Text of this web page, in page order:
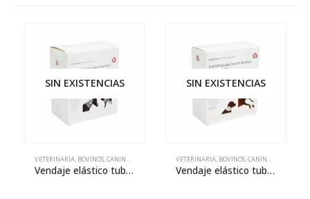
SIN EXISTENCIAS
VETERINARIA, BOVINOS,CANINOS FELINOS,OVINOS Y CAPRINOS,PORCINOS
Vendaje elástico tubular BUSTER – 88 mm x 650 mm
SIN EXISTENCIAS
VETERINARIA, BOVINOS,CANINOS
Vendaje elástico tubular BUSTER – 75 mm x 650 mm